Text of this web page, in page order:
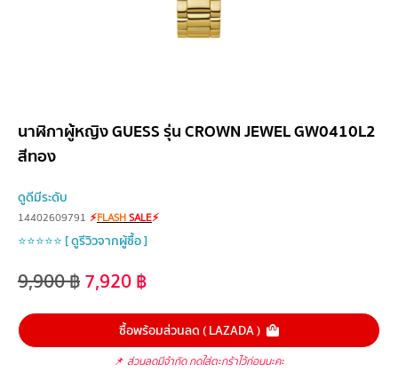
นาฬิกาผู้หญิง GUESS รุ่น CROWN JEWEL GW0410L2
สีทอง
ดูดีมีระดับ
14402609791 ⚡FLASHSALE⚡
⭐⭐⭐⭐⭐ [ ดูรีวิวจากผู้ซื้อ ]
9,900฿7,920฿
ซื้อพร้อมส่วนลด ( LAZADA )
📌 ส่วนลดมีจำกัด กดใส่ตะกร้าไว้ก่อนนะคะ